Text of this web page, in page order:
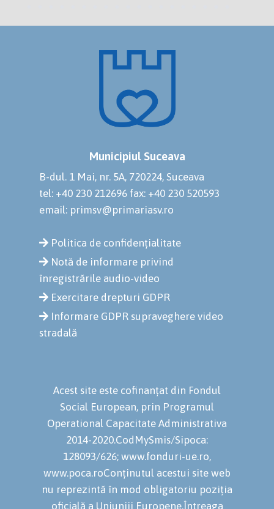
Municipiul Suceava
B-dul. 1 Mai, nr. 5A, 720224, Suceava
tel: +40 230 212696 fax: +40 230 520593
email: primsv@primariasv.ro
Politica de confidențialitate
Notă de informare privind
înregistrările audio-video
Exercitare drepturi GDPR
Informare GDPR supraveghere video
stradală
Acest site este cofinanțat din Fondul
Social European, prin Programul
Operational Capacitate Administrativa
2014-2020.CodMySmis/Sipoca:
128093/626; www.fonduri-ue.ro,
www.poca.roConținutul acestui site web
nu reprezintă în mod obligatoriu poziția
oficială a Uniuniii Europene.Întreaga